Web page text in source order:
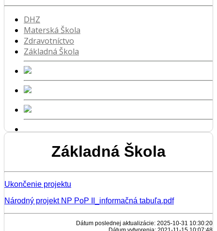
DHZ
Materská Škola
Zdravotníctvo
Základná Škola
Základná Škola
Ukončenie projektu
Národný projekt NP PoP II_informačná tabuľa.pdf
Dátum poslednej aktualizácie: 2025-10-31 10:30:20